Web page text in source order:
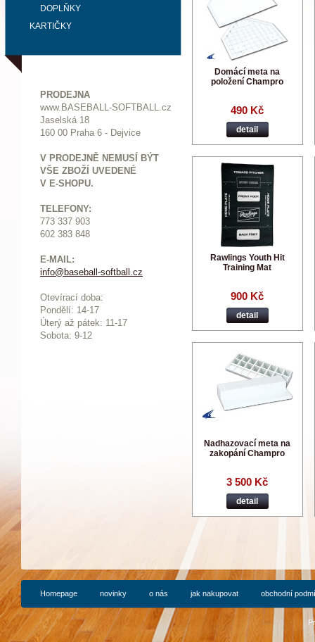
DOPLŇKY
KARTIČKY
PRODEJNA
www.BASEBALL-SOFTBALL.cz
Jaselská 18
160 00 Praha 6 - Dejvice
V PRODEJNĚ NEMUSÍ BÝT
VŠE ZBOŽÍ UVEDENÉ
V E-SHOPU.
TELEFONY:
773 337 903
602 383 848
E-MAIL:
info@baseball-softball.cz
Otevírací doba:
Pondělí: 14-17
Úterý až pátek: 11-17
Sobota: 9-12
Domácí meta na
položení Champro
490 Kč
detail
Rawlings Youth Hit
Training Mat
900 Kč
detail
Nadhazovací meta na
zakopání Champro
3 500 Kč
detail
Homepage novinky o nás jak nakupovat obchodní